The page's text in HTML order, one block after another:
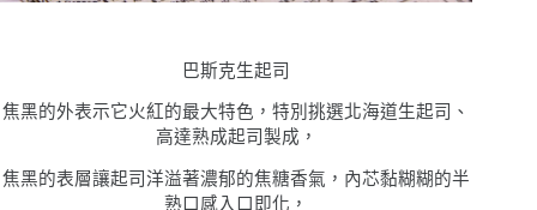
巴斯克生起司
焦黑的外表示它火紅的最大特色，特別挑選北海道生起司、
高達熟成起司製成，
焦黑的表層讓起司洋溢著濃郁的焦糖香氣，內芯黏糊糊的半
熟口感入口即化，